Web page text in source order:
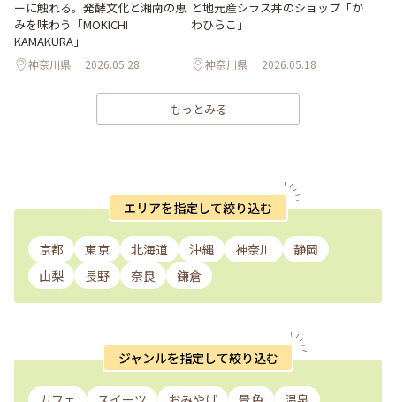
ーに触れる。発酵文化と湘南の恵
みを味わう「MOKICHI
KAMAKURA」
神奈川県 2026.05.28
と地元産シラス丼のショップ「か
わひらこ」
神奈川県 2026.05.18
もっとみる
エリアを指定して絞り込む
京都 東京 北海道 沖縄 神奈川
静岡
山梨
長野 奈良 鎌倉
ジャンルを指定して絞り込む